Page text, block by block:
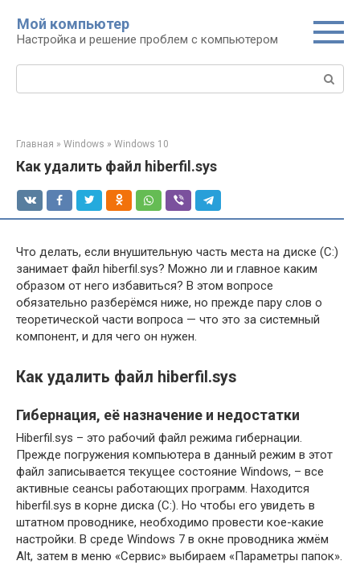
контенту
Мой компьютер
Настройка и решение проблем с компьютером
Поиск:
Главная » Windows » Windows 10
Как удалить файл hiberfil.sys
Что делать, если внушительную часть места на диске (C:)
занимает файл hiberfil.sys? Можно ли и главное каким
образом от него избавиться? В этом вопросе
обязательно разберёмся ниже, но прежде пару слов о
теоретической части вопроса — что это за системный
компонент, и для чего он нужен.
Как удалить файл hiberfil.sys
Гибернация, её назначение и недостатки
Hiberfil.sys – это рабочий файл режима гибернации.
Прежде погружения компьютера в данный режим в этот
файл записывается текущее состояние Windows, – все
активные сеансы работающих программ. Находится
hiberfil.sys в корне диска (C:). Но чтобы его увидеть в
штатном проводнике, необходимо провести кое-какие
настройки. В среде Windows 7 в окне проводника жмём
Alt, затем в меню «Сервис» выбираем «Параметры папок».